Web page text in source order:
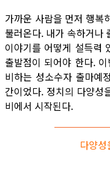
가까운 사람을 먼저 행복
불러온다. 내가 속하거나
이야기를 어떻게 설득력
출발점이 되어야 한다.
비하는 성소수자 출마예
간이었다. 정치의 다양성
비에서 시작된다.
다양